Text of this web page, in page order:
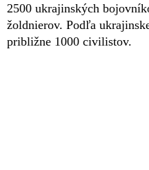
2500 ukrajinských
žoldnierov. Podľa
približne 1000 civilistov.